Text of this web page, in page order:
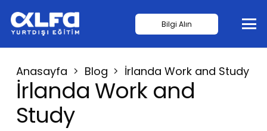
Bilgi Alın
Anasayfa Blog İrlanda Work and Study
İrlanda Work and
Study